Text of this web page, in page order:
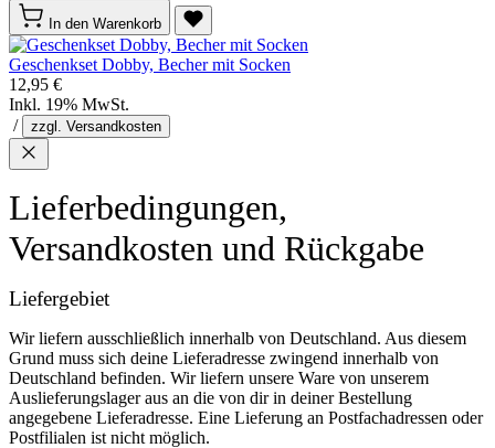
In den Warenkorb
Geschenkset Dobby, Becher mit Socken
12,95 €
Inkl. 19% MwSt.
/
zzgl. Versandkosten
Lieferbedingungen,
Versandkosten und Rückgabe
Liefergebiet
Wir liefern ausschließlich innerhalb von Deutschland. Aus diesem
Grund muss sich deine Lieferadresse zwingend innerhalb von
Deutschland befinden. Wir liefern unsere Ware von unserem
Auslieferungslager aus an die von dir in deiner Bestellung
angegebene Lieferadresse. Eine Lieferung an Postfachadressen oder
Postfilialen ist nicht möglich.